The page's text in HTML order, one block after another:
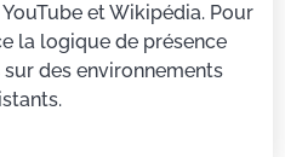
et Wikipédia. Pour
la logique de présence
des environnements